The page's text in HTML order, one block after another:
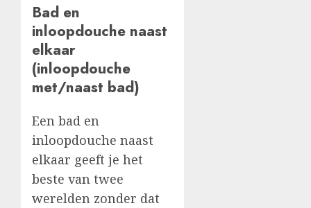
Bad en
inloopdouche naast
elkaar
(inloopdouche
met/naast bad)
Een bad en
inloopdouche naast
elkaar geeft je het
beste van twee
werelden zonder dat